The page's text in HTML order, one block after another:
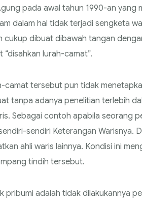
pada awal tahun 1990-an yang
dalam hal tidak terjadi sengketa
dibuat dibawah tangan
lurah-camat”.
tersebut pun tidak
tanpa adanya penelitian terlebih
Sebagai contoh apabila seorang
sendiri Keterangan Warisnya.
ahli waris lainnya. Kondisi ini
tindih tersebut.
pribumi adalah tidak dilakukannya